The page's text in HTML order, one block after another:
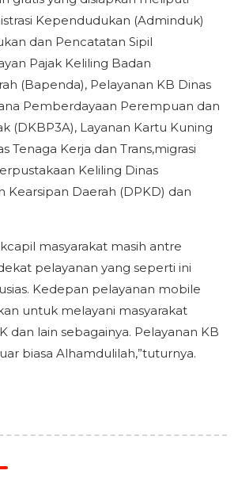
Kependudukan (Adminduk)
dan Pencatatan Sipil
Pajak Keliling Badan
(Bapenda), Pelayanan KB Dinas
Pemberdayaan Perempuan dan
(DKBP3A), Layanan Kartu Kuning
Tenaga Kerja dan Trans,migrasi
Keliling Dinas
Kearsipan Daerah (DPKD) dan
masyarakat masih antre
pelayanan yang seperti ini
Kedepan pelayanan mobile
untuk melayani masyarakat
dan lain sebagainya. Pelayanan KB
biasa Alhamdulilah,”tuturnya.